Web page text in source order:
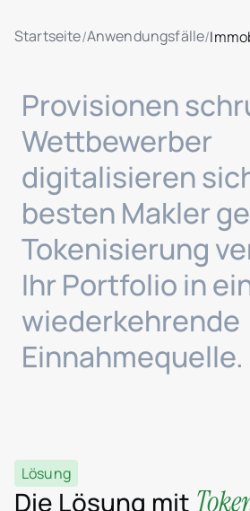
Startseite/Anwendungsfälle/
Provisionen
Wettbewerber
digitalisieren
besten Makler
Tokenisierung
Ihr Portfolio in
wiederkehrende
Einnahmequelle.
Lösung
Die Lösung mit